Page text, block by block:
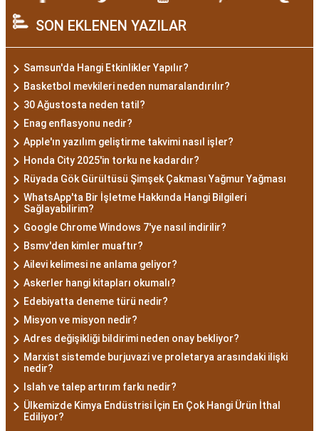
SON EKLENEN YAZILAR
Samsun'da Hangi Etkinlikler Yapılır?
Basketbol mevkileri neden numaralandırılır?
30 Ağustosta neden tatil?
Enag enflasyonu nedir?
Apple'ın yazılım geliştirme takvimi nasıl işler?
Honda City 2025'in torku ne kadardır?
Rüyada Gök Gürültüsü Şimşek Çakması Yağmur Yağması
WhatsApp'ta Bir İşletme Hakkında Hangi Bilgileri
Sağlayabilirim?
Google Chrome Windows 7'ye nasıl indirilir?
Bsmv'den kimler muaftır?
Ailevi kelimesi ne anlama geliyor?
Askerler hangi kitapları okumalı?
Edebiyatta deneme türü nedir?
Misyon ve misyon nedir?
Adres değişikliği bildirimi neden onay bekliyor?
Marxist sistemde burjuvazi ve proletarya arasındaki ilişki
nedir?
Islah ve talep artırım farkı nedir?
Ülkemizde Kimya Endüstrisi İçin En Çok Hangi Ürün İthal
Ediliyor?